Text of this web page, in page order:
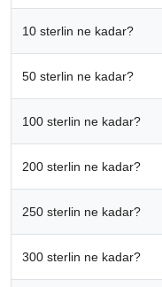
10 sterlin ne kadar?
50 sterlin ne kadar?
100 sterlin ne kadar?
200 sterlin ne kadar?
250 sterlin ne kadar?
300 sterlin ne kadar?